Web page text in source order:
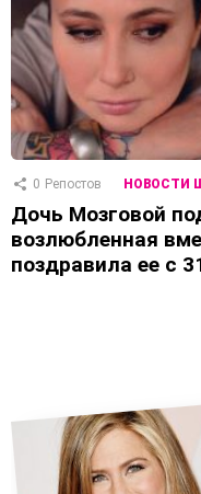
0 Репостов НОВОСТИ
Дочь Мозговой
возлюбленная
поздравила ее с